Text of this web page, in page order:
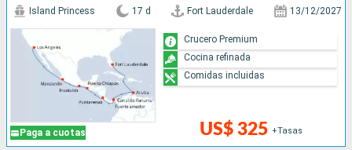
Paga a cuotas
Island Princess 17 d Fort Lauderdale 13/12/2027
US$ 325 +Tasas
Crucero Premium
Cocina refinada
Comidas incluidas